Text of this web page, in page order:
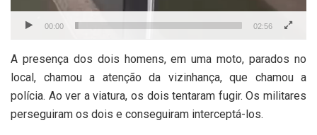
00:00 02:56
A presença dos dois homens, em uma moto, parados no
local, chamou a atenção da vizinhança, que chamou a
polícia. Ao ver a viatura, os dois tentaram fugir. Os militares
perseguiram os dois e conseguiram interceptá-los.